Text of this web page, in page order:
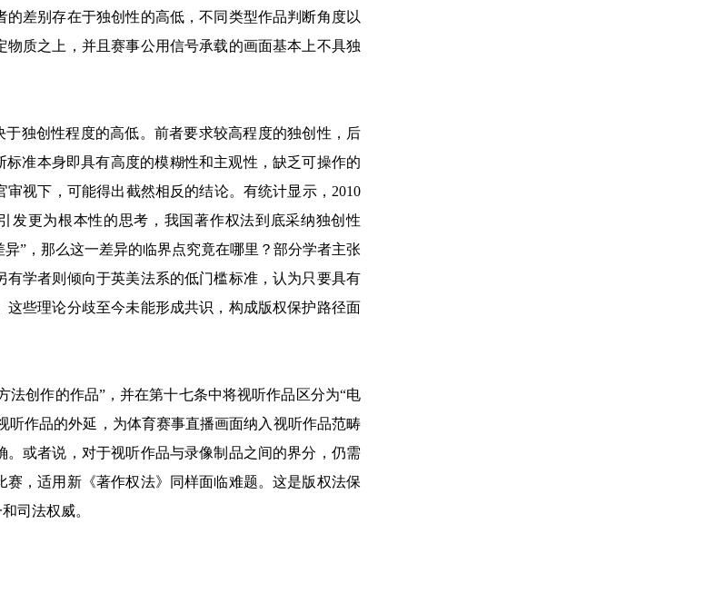
差别存在于独创性的高低，不同类型作品判断角度以
质之上，并且赛事公用信号承载的画面基本上不具独
于独创性程度的高低。前者要求较高程度的独创性，后
准本身即具有高度的模糊性和主观性，缺乏可操作的
视下，可能得出截然相反的结论。有统计显示，2010
发更为根本性的思考，我国著作权法到底采纳独创性
”，那么这一差异的临界点究竟在哪里？部分学者主张
学者则倾向于英美法系的低门槛标准，认为只要具有
些理论分歧至今未能形成共识，构成版权保护路径面
法创作的作品”，并在第十七条中将视听作品区分为“电
听作品的外延，为体育赛事直播画面纳入视听作品范畴
或者说，对于视听作品与录像制品之间的界分，仍需
，适用新《著作权法》同样面临难题。这是版权法保
司法权威。